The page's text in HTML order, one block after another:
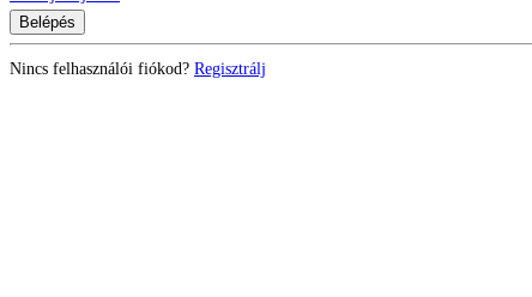
Belépés
Nincs felhasználói fiókod? Regisztrálj